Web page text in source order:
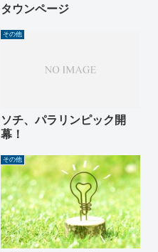
タウンページ
その他
ソチ、パラリンピック開
幕！
その他